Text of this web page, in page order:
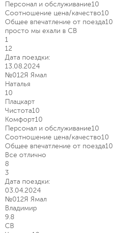
Персонал и обслуживание10
Соотношение цена/качество10
Общее впечатление от поезда10
просто мы ехали в СВ
1
12
Дата поездки:
13.08.2024
№012Я Ямал
Наталья
10
Плацкарт
Чистота10
Комфорт10
Персонал и обслуживание10
Соотношение цена/качество10
Общее впечатление от поезда10
Все отлично
8
3
Дата поездки:
03.04.2024
№012Я Ямал
Владимир
9.8
СВ